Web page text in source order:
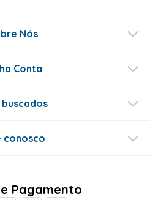
Nós
Conta
buscados
conosco
Pagamento